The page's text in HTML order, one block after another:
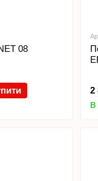
08
2
В